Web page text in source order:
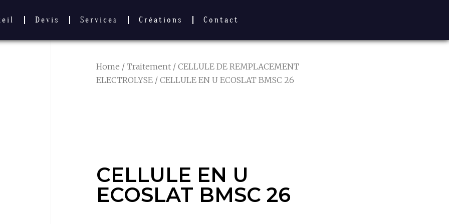
Devis Services Créations Contact
Home / Traitement / CELLULE DE REMPLACEMENT
ELECTROLYSE / CELLULE EN U ECOSLAT BMSC 26
CELLULE EN U
ECOSLAT BMSC 26